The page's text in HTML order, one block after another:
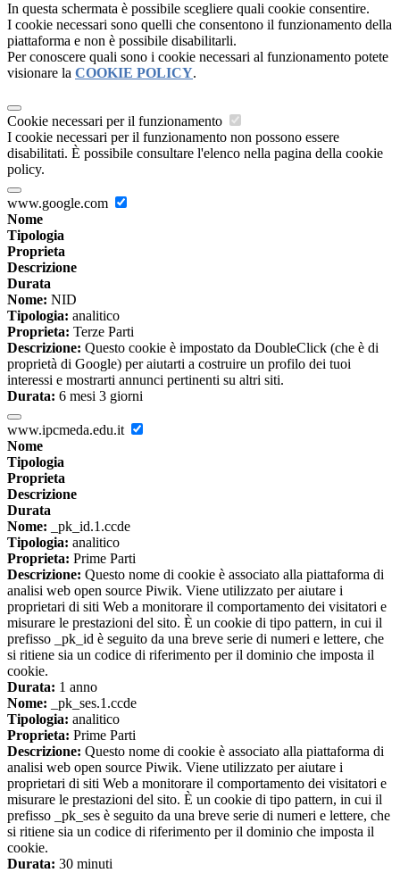
In questa schermata è possibile scegliere quali cookie consentire.
I cookie necessari sono quelli che consentono il funzionamento della
piattaforma e non è possibile disabilitarli.
Per conoscere quali sono i cookie necessari al funzionamento potete
visionare la COOKIE POLICY.
Cookie necessari per il funzionamento
I cookie necessari per il funzionamento non possono essere
disabilitati. È possibile consultare l'elenco nella pagina della cookie
policy.
www.google.com
Nome
Tipologia
Proprieta
Descrizione
Durata
Nome: NID
Tipologia: analitico
Proprieta: Terze Parti
Descrizione: Questo cookie è impostato da DoubleClick (che è di
proprietà di Google) per aiutarti a costruire un profilo dei tuoi
interessi e mostrarti annunci pertinenti su altri siti.
Durata: 6 mesi 3 giorni
www.ipcmeda.edu.it
Nome
Tipologia
Proprieta
Descrizione
Durata
Nome: _pk_id.1.ccde
Tipologia: analitico
Proprieta: Prime Parti
Descrizione: Questo nome di cookie è associato alla piattaforma di
analisi web open source Piwik. Viene utilizzato per aiutare i
proprietari di siti Web a monitorare il comportamento dei visitatori e
misurare le prestazioni del sito. È un cookie di tipo pattern, in cui il
prefisso _pk_id è seguito da una breve serie di numeri e lettere, che
si ritiene sia un codice di riferimento per il dominio che imposta il
cookie.
Durata: 1 anno
Nome: _pk_ses.1.ccde
Tipologia: analitico
Proprieta: Prime Parti
Descrizione: Questo nome di cookie è associato alla piattaforma di
analisi web open source Piwik. Viene utilizzato per aiutare i
proprietari di siti Web a monitorare il comportamento dei visitatori e
misurare le prestazioni del sito. È un cookie di tipo pattern, in cui il
prefisso _pk_ses è seguito da una breve serie di numeri e lettere, che
si ritiene sia un codice di riferimento per il dominio che imposta il
cookie.
Durata: 30 minuti